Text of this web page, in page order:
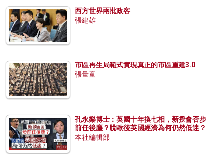
西方世界兩批政客
張建雄
市區再生局範式實現真正的市區重建3.0
張量童
孔永樂博士：英國十年換七相，新揆會否步
前任後塵？脫歐後英國經濟為何仍然低迷？
本社編輯部